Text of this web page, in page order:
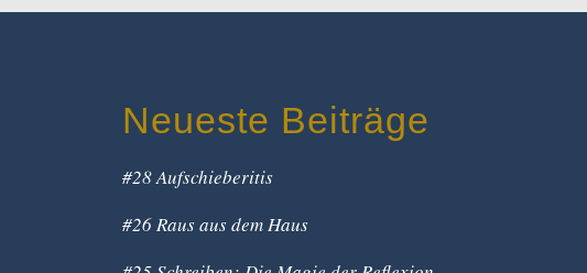
Neueste Beiträge
#28 Aufschieberitis
#26 Raus aus dem Haus